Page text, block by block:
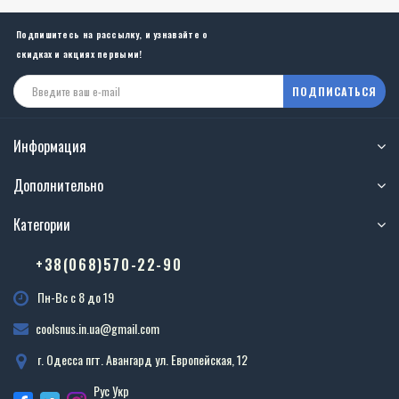
Подпишитесь на рассылку, и узнавайте о
скидках и акциях первыми!
ПОДПИСАТЬСЯ
Информация
Дополнительно
Категории
+38(068)570-22-90
Пн-Вс с 8 до 19
coolsnus.in.ua@gmail.com
г. Одесса пгт. Авангард ул. Европейская, 12
РусУкр